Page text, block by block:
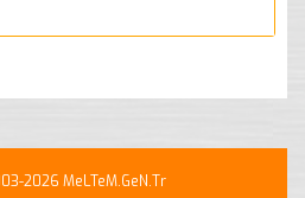
2026 MeLTeM.GeN.Tr